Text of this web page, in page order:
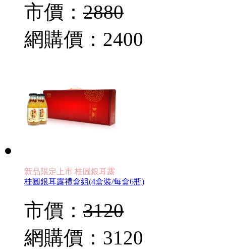
市價： 2880
網購價： 2400
新品限定上市 桂圓銀耳露
桂圓銀耳露禮盒組(4盒裝/每盒6瓶)
市價： 3120
網購價： 3120